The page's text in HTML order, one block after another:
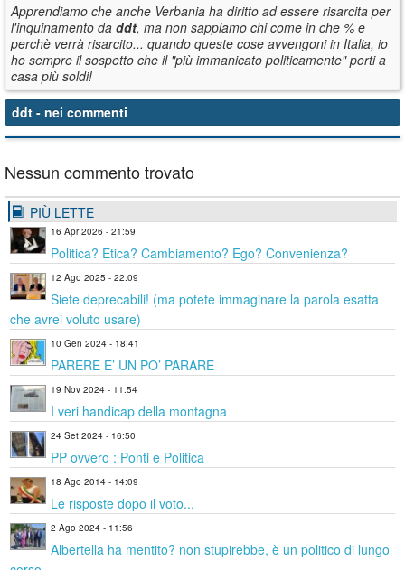
Apprendiamo che anche Verbania ha diritto ad essere risarcita per
l'inquinamento da ddt, ma non sappiamo chi come in che % e
perchè verrà risarcito... quando queste cose avvengoni in Italia, io
ho sempre il sospetto che il "più immanicato politicamente" porti a
casa più soldi!
ddt - nei commenti
Nessun commento trovato
PIÙ LETTE
16 Apr 2026 - 21:59
Politica? Etica? Cambiamento? Ego? Convenienza?
12 Ago 2025 - 22:09
Siete deprecabili! (ma potete immaginare la parola esatta
che avrei voluto usare)
10 Gen 2024 - 18:41
PARERE E’ UN PO’ PARARE
19 Nov 2024 - 11:54
I veri handicap della montagna
24 Set 2024 - 16:50
PP ovvero : Ponti e Politica
18 Ago 2014 - 14:09
Le risposte dopo il voto...
2 Ago 2024 - 11:56
Albertella ha mentito? non stupirebbe, è un politico di lungo